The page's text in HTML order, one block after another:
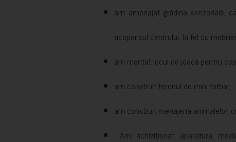
am amenajat grădina senzorială,
acoperisul centrului, la fel cu
am montat locul de joacă pentru
am construit terenul de mini-fotbal;
am construit menajeria animalelor,
Am achiziționat aparatura